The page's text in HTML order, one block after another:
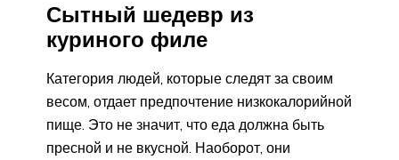
Сытный шедевр из
куриного филе
Категория людей, которые следят за своим
весом, отдает предпочтение низкокалорийной
пище. Это не значит, что еда должна быть
пресной и не вкусной. Наоборот, они